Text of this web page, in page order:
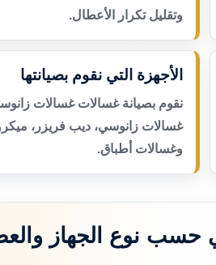
وتقليل تكرار الأعطال.
الأجهزة التي نقوم بصيانتها
نقوم بصيانة غسالات غسالات
غسالات زانوسي، ديب فريزر،
وغسالات أطباق.
حسب نوع الجهاز